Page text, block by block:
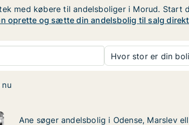
med købere til andelsboliger i Morud.
oprette og sætte din andelsbolig til salg
Hvor stor er din
Ane søger andelsbolig i Odense, Marslev
Ane søger andelsbolig i Odense, Marslev